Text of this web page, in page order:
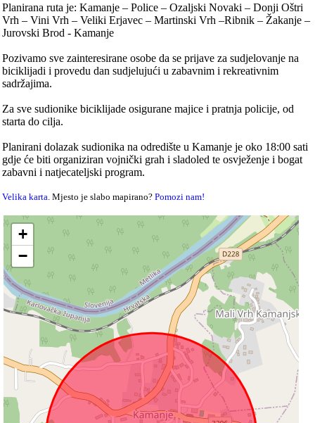
Planirana ruta je: Kamanje – Police – Ozaljski Novaki – Donji Oštri
Vrh – Vini Vrh – Veliki Erjavec – Martinski Vrh –Ribnik – Žakanje –
Jurovski Brod - Kamanje
Pozivamo sve zainteresirane osobe da se prijave za sudjelovanje na
biciklijadi i provedu dan sudjelujući u zabavnim i rekreativnim
sadržajima.
Za sve sudionike biciklijade osigurane majice i pratnja policije, od
starta do cilja.
Planirani dolazak sudionika na odredište u Kamanje je oko 18:00 sati
gdje će biti organiziran vojnički grah i sladoled te osvježenje i bogat
zabavni i natjecateljski program.
Velika karta . Mjesto je slabo mapirano?Pomozi nam!
+
−